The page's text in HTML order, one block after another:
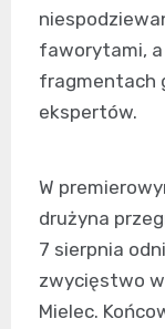
faworytami,
fragmentach
ekspertów.
W
drużyna
7 sierpnia
zwycięstwo
Mielec.